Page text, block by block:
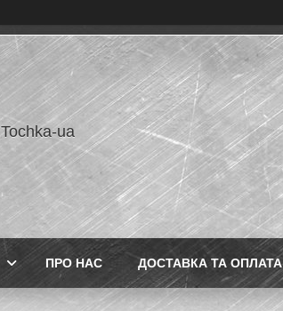
Tochka-ua
ПРО НАС ДОСТАВКА ТА ОПЛАТА